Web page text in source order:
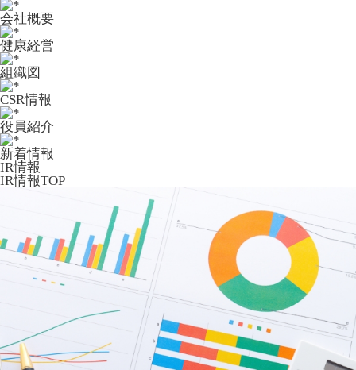
会社概要
健康経営
組織図
CSR情報
役員紹介
新着情報
IR情報
IR情報TOP